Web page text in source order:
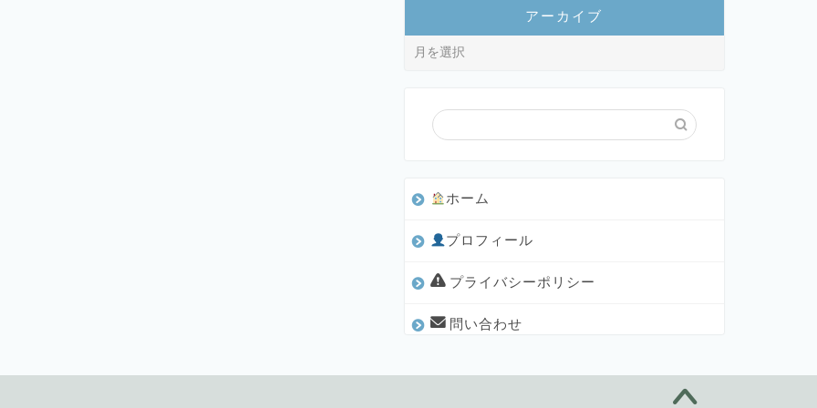
アーカイブ
ホーム
プロフィール
プライバシーポリシー
問い合わせ